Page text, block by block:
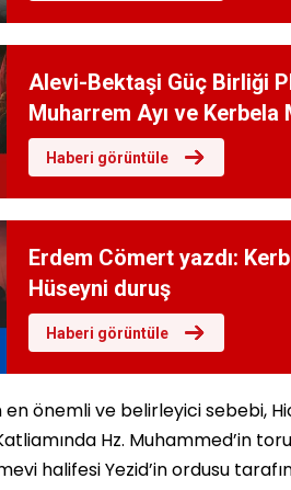
Alevi-Bektaşi Güç Birliği
Muharrem Ayı ve Kerbela
Haberi görüntüle
Erdem Cömert yazdı:
Hüseyni duruş
Haberi görüntüle
önemli ve belirleyici sebebi,
Hz. Muhammed’in
halifesi Yezid’in ordusu